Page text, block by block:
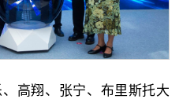
高翔、张宁、布里斯托大